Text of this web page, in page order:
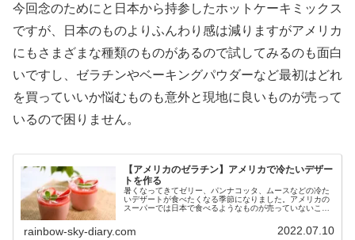
今回念のためにと日本から持参したホットケーキミックス
ですが、日本のものよりふんわり感は減りますがアメリカ
にもさまざまな種類のものがあるので試してみるのも面白
いですし、ゼラチンやベーキングパウダーなど最初はどれ
を買っていいか悩むものも意外と現地に良いものが売って
いるので困りません。
【アメリカのゼラチン】アメリカで冷たいデザー
トを作る
暑くなってきてゼリー、パンナコッタ、ムースなどの冷た
いデザートが食べたくなる季節になりました。アメリカの
スーパーでは日本で食べるようなものが売っていないこと
ピはウェブ上にたくさんありますし、作り方も簡単なので
おすすめです！
rainbow-sky-diary.com 2022.07.10